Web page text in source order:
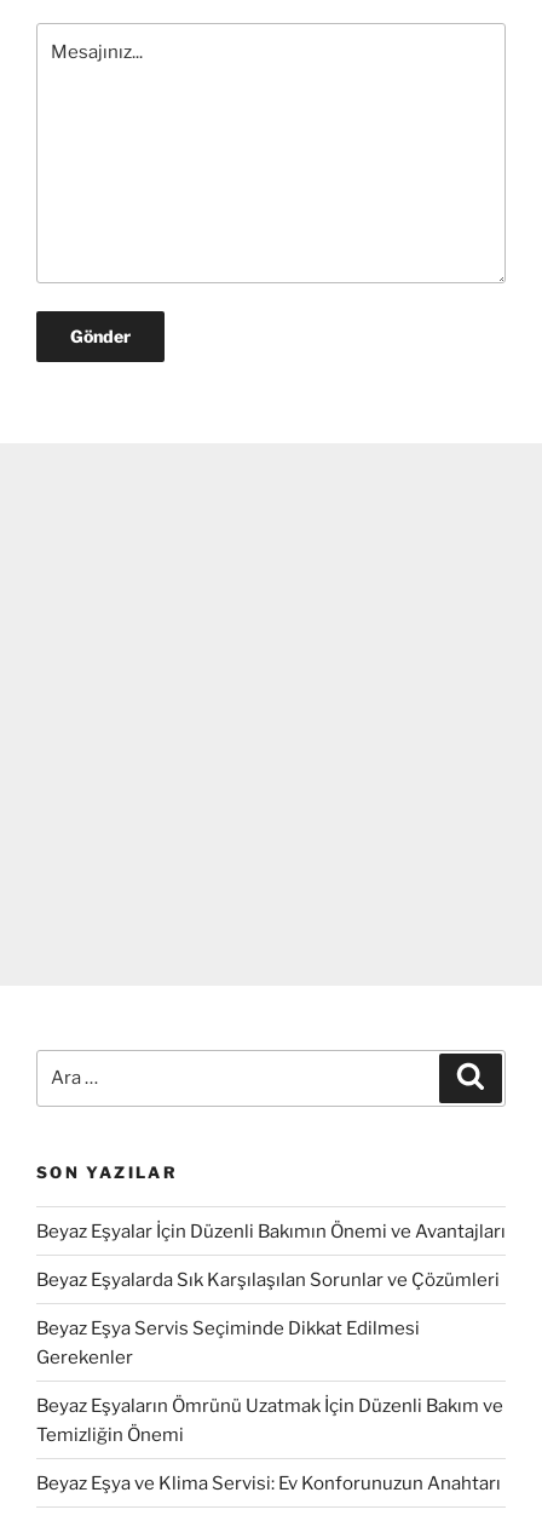
SON YAZILAR
Beyaz Eşyalar İçin Düzenli Bakımın Önemi ve Avantajları
Beyaz Eşyalarda Sık Karşılaşılan Sorunlar ve Çözümleri
Beyaz Eşya Servis Seçiminde Dikkat Edilmesi
Gerekenler
Beyaz Eşyaların Ömrünü Uzatmak İçin Düzenli Bakım ve
Temizliğin Önemi
Beyaz Eşya ve Klima Servisi: Ev Konforunuzun Anahtarı